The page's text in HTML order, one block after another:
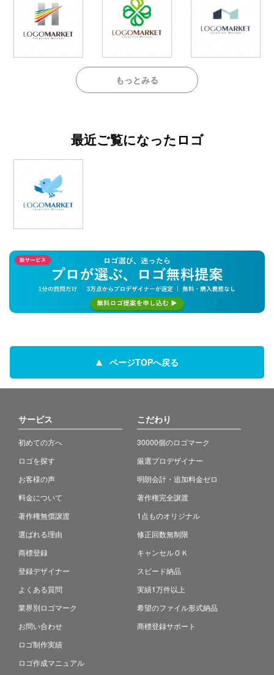
もっとみる
最近ご覧になったロゴ
ページTOPへ戻る
サービス
初めての方へ
ロゴを探す
お客様の声
料金について
著作権無償譲渡
選ばれる理由
商標登録
登録デザイナー
よくある質問
業界別ロゴマーク
お問い合わせ
ロゴ制作実績
ロゴ作成マニュアル
こだわり
30000個のロゴマーク
厳選プロデザイナー
明朗会計・追加料金ゼロ
著作権完全譲渡
1点ものオリジナル
修正回数無制限
キャンセルＯＫ
スピード納品
実績1万件以上
希望のファイル形式納品
商標登録サポート